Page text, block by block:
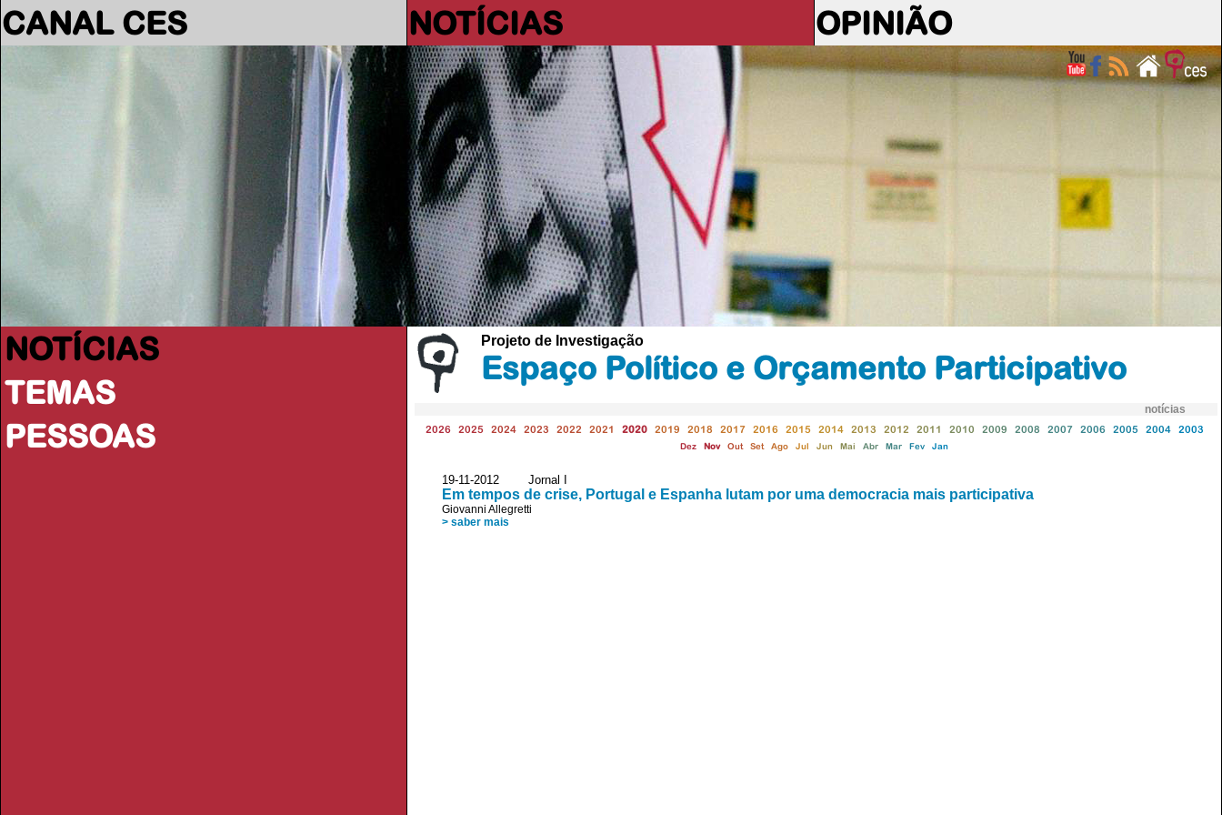
CANAL CES NOTÍCIAS OPINIÃO
NOTÍCIAS
TEMAS
PESSOAS
Projeto de Investigação
Espaço Político e Orçamento Participativo
notícias
2026 2025 2024 2023 2022 2021 2020 2019 2018 2017 2016 2015 2014 2013 2012 2011 2010 2009 2008 2007 2006 2005 2004 2003
Dez Nov Out Set Ago Jul Jun Mai Abr Mar Fev Jan
19-11-2012 Jornal I
Em tempos de crise, Portugal e Espanha lutam por uma democracia mais participativa
Giovanni Allegretti
> saber mais